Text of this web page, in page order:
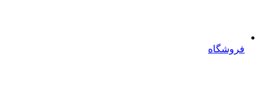
فروشگاه